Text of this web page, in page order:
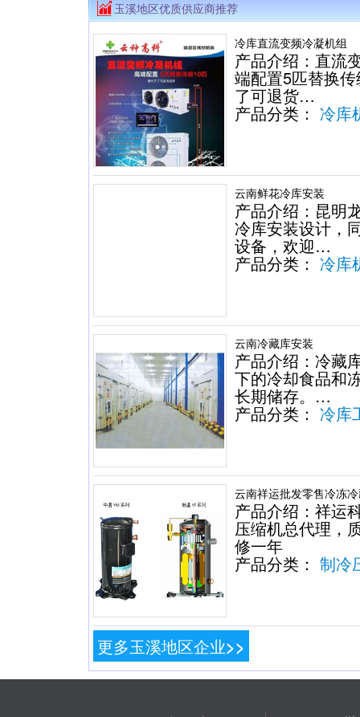
玉溪地区优质供应商推荐
冷库直流变频冷凝机组
产品介绍：直流
端配置5匹替换
了可退货…
产品分类： 冷库
云南鲜花冷库安装
产品介绍：昆明
冷库安装设计，
设备，欢迎…
产品分类： 冷库
云南冷藏库安装
产品介绍：冷藏
下的冷却食品和
长期储存。…
产品分类： 冷库
云南祥运批发零售冷冻
产品介绍：祥运
压缩机总代理，
修一年
产品分类： 制冷
更多玉溪地区企业>>